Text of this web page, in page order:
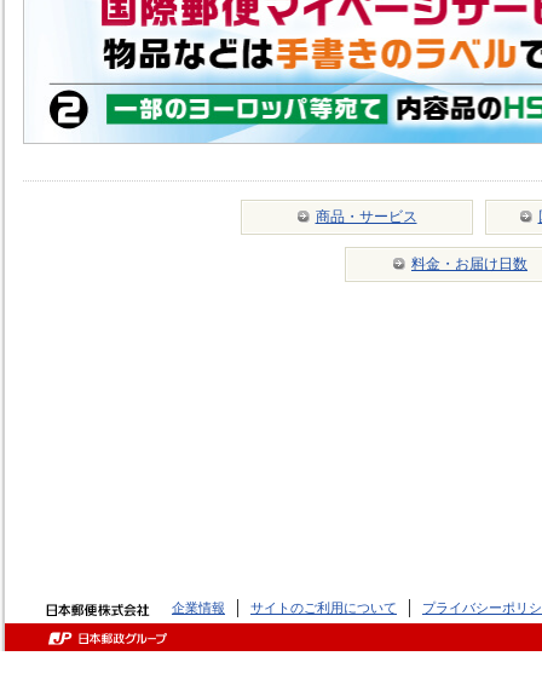
商品・サービス
料金・お届け日数
企業情報 サイトのご利用について プライバシーポリ